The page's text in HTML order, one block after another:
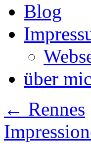
Blog
über
← Rennes